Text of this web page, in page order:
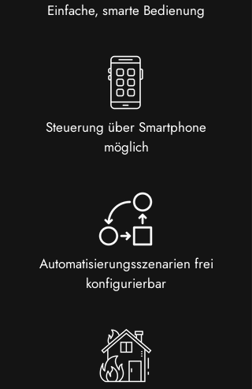
Einfache, smarte Bedienung
Steuerung über Smartphone
möglich
Automatisierungsszenarien frei
konfigurierbar